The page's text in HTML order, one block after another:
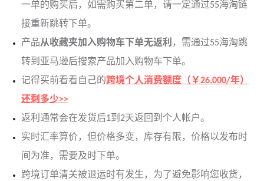
一单的购买后，如需购买第二单，请一定通过55海淘链
接重新跳转下单。
产品从收藏夹加入购物车下单无返利 ，需通过55海淘跳
转到亚马逊后搜索产品加入购物车下单。
记得买前看看自己的跨境个人消费额度（￥26,000/年）
还剩多少>>
返利通常会在发货后1到2天返回到个人帐户。
实时汇率算价，但价格多变，库存有限，价格以发布时
间为准，需要及时下单。
跨境订单清关被退运时有发生，为了避免影响您收货，